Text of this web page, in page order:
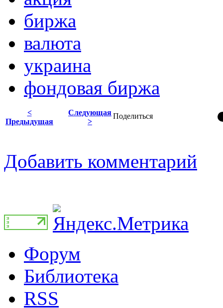
биржа
валюта
украина
фондовая биржа
Поделиться
<
Предыдущая
Следующая
>
Добавить комментарий
Форум
Библиотека
RSS